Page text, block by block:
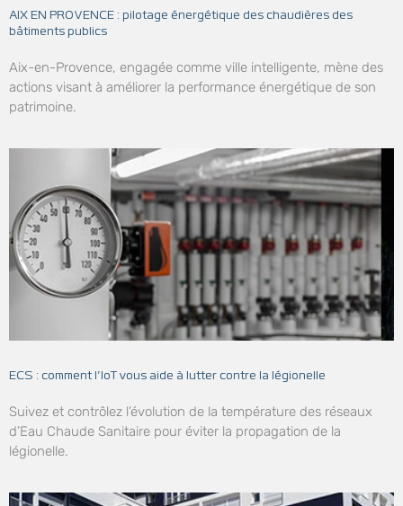
AIX EN PROVENCE : pilotage énergétique des chaudières des
bâtiments publics
Aix-en-Provence, engagée comme ville intelligente, mène des
actions visant à améliorer la performance énergétique de son
patrimoine.
ECS : comment l’IoT vous aide à lutter contre la légionelle
Suivez et contrôlez l’évolution de la température des réseaux
d’Eau Chaude Sanitaire pour éviter la propagation de la
légionelle.